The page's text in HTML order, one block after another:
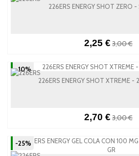
226ERS ENERGY SHOT ZERO -
2,25 € 3,00 €
-10%
226ERS ENERGY SHOT XTREME -
2,70 € 3,00 €
-25%